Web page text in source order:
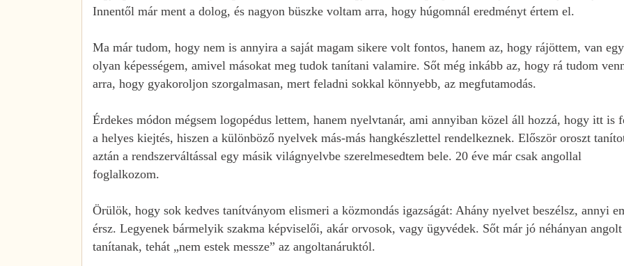
Innentől már ment a dolog, és nagyon büszke voltam arra, hogy húgomnál eredményt értem el.
Ma már tudom, hogy nem is annyira a saját magam sikere volt fontos, hanem az, hogy rájöttem, van egy
olyan képességem, amivel másokat meg tudok tanítani valamire. Sőt még inkább az, hogy rá tudom
arra, hogy gyakoroljon szorgalmasan, mert feladni sokkal könnyebb, az megfutamodás.
Érdekes módon mégsem logopédus lettem, hanem nyelvtanár, ami annyiban közel áll hozzá, hogy itt is
a helyes kiejtés, hiszen a különböző nyelvek más-más hangkészlettel rendelkeznek. Először oroszt
aztán a rendszerváltással egy másik világnyelvbe szerelmesedtem bele. 20 éve már csak angollal
foglalkozom.
Örülök, hogy sok kedves tanítványom elismeri a közmondás igazságát: Ahány nyelvet beszélsz, annyi
érsz. Legyenek bármelyik szakma képviselői, akár orvosok, vagy ügyvédek. Sőt már jó néhányan angolt
tanítanak, tehát „nem estek messze” az angoltanáruktól.